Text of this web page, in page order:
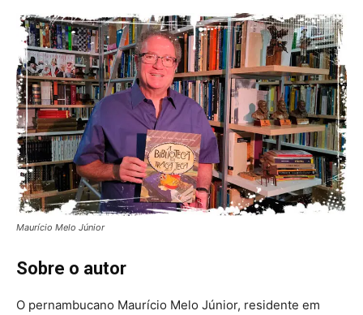
Maurício Melo Júnior
Sobre o autor
O pernambucano Maurício Melo Júnior, residente em